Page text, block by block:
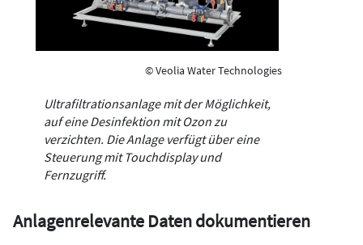
© Veolia Water Technologies
Ultrafiltrationsanlage mit der Möglichkeit,
auf eine Desinfektion mit Ozon zu
verzichten. Die Anlage verfügt über eine
Steuerung mit Touchdisplay und
Fernzugriff.
Anlagenrelevante Daten dokumentieren